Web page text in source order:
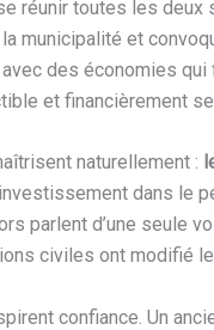
réunir toutes les
municipalité et
des économies
et financièrement
naturellement :
dans le
d’une seule
civiles ont modifié
confiance. Un